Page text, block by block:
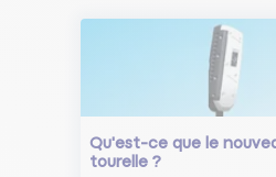
Qu'est-ce que le
tourelle ?